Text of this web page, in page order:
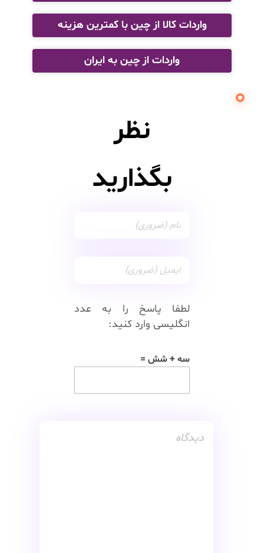
واردات کالا از چین با کمترین هزینه
واردات از چین به ایران
نظر
بگذارید
لطفا پاسخ را به عدد
انگلیسی وارد کنید:
سه + شش =